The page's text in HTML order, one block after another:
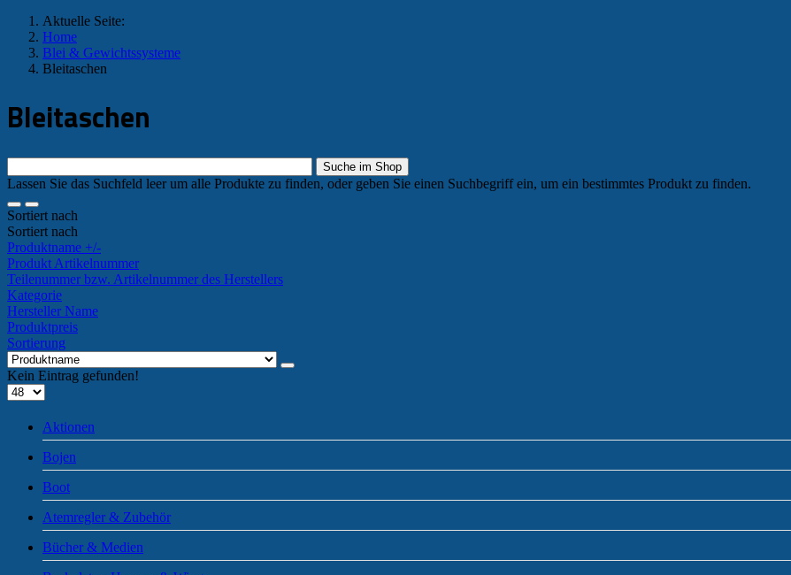
Aktuelle Seite:
Home
Blei & Gewichtssysteme
Bleitaschen
Bleitaschen
Lassen Sie das Suchfeld leer um alle Produkte zu finden, oder geben Sie einen Suchbegriff ein, um ein bestimmtes Produkt zu finden.
Sortiert nach
Sortiert nach
Produktname +/-
Produkt Artikelnummer
Teilenummer bzw. Artikelnummer des Herstellers
Kategorie
Hersteller Name
Produktpreis
Sortierung
Kein Eintrag gefunden!
Aktionen
Bojen
Boot
Atemregler & Zubehör
Bücher & Medien